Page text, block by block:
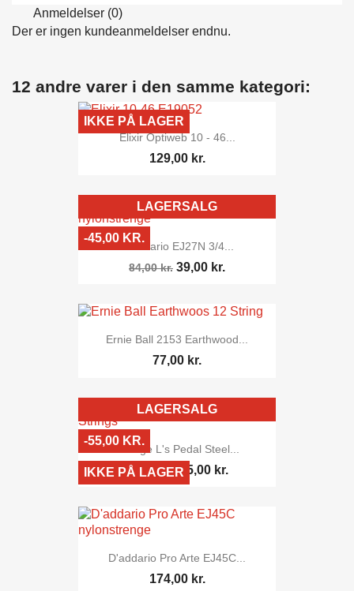
Anmeldelser (0)
Der er ingen kundeanmeldelser endnu.
12 andre varer i den samme kategori:
Elixir Optiweb 10 - 46...
129,00 kr.
IKKE PÅ LAGER
D'addario EJ27N 3/4...
84,00 kr. 39,00 kr.
LAGERSALG
-45,00 KR.
Ernie Ball 2153 Earthwood...
77,00 kr.
George L's Pedal Steel...
110,00 kr. 55,00 kr.
LAGERSALG
-55,00 KR.
IKKE PÅ LAGER
D'addario Pro Arte EJ45C...
174,00 kr.